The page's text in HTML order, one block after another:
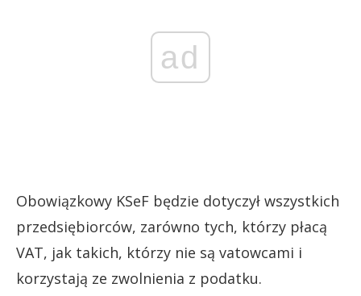
ad
Obowiązkowy KSeF będzie dotyczył wszystkich
przedsiębiorców, zarówno tych, którzy płacą
VAT, jak takich, którzy nie są vatowcami i
korzystają ze zwolnienia z podatku.